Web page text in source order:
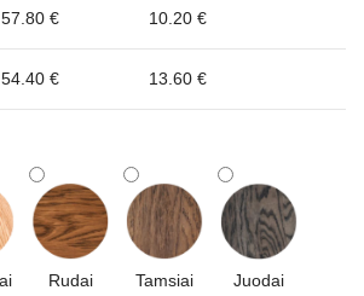
57.80 € 10.20 €
54.40 € 13.60 €
Rudai
Tamsiai
Juodai